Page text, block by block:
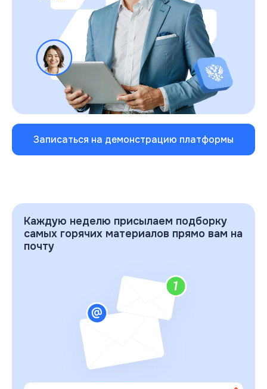
Записаться на демонстрацию платформы
Каждую неделю присылаем подборку
самых горячих материалов прямо вам на
почту